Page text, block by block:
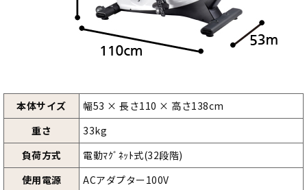
本体サイズ
幅53 × 長さ110 × 高さ138cm
重さ
33kg
負荷方式
電動ﾏｸﾞﾈｯﾄ式(32段階)
使用電源
ACアダプター100V